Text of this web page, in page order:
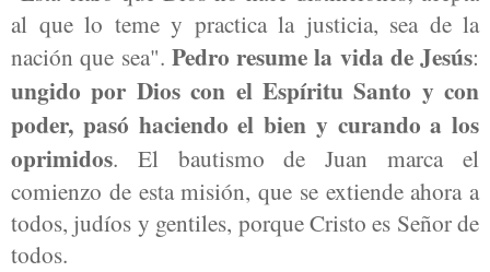
al que lo teme y practica la justicia, sea de la
nación que sea". Pedro resume la vida de Jesús:
ungido por Dios con el Espíritu Santo y con
poder, pasó haciendo el bien y curando a los
oprimidos. El bautismo de Juan marca el
comienzo de esta misión, que se extiende ahora a
todos, judíos y gentiles, porque Cristo es Señor de
todos.